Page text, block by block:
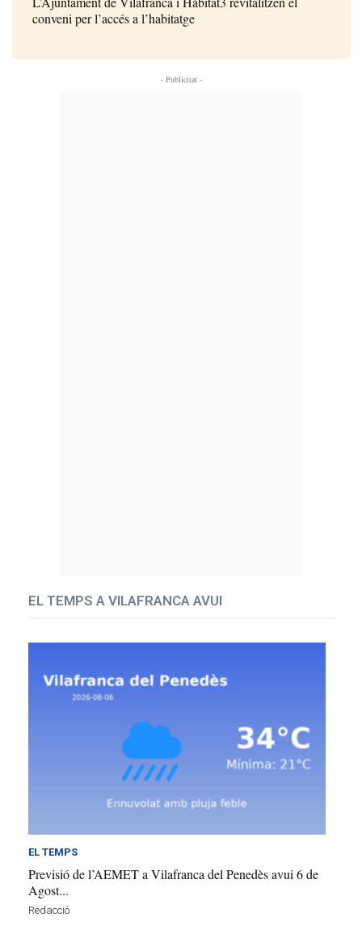
conveni per l’accés a l’habitatge
- Publicitat -
EL TEMPS A VILAFRANCA AVUI
EL TEMPS
Previsió de l’AEMET a Vilafranca del Penedès avui 6 de
Agost...
Redacció